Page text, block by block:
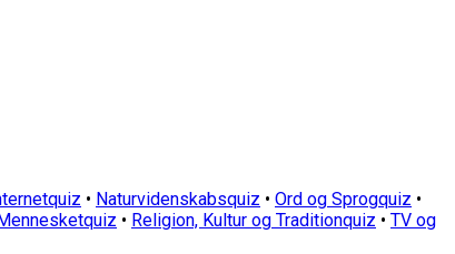
• Naturvidenskabsquiz • Ord og Sprogquiz •
Mennesketquiz • Religion, Kultur og Traditionquiz • TV og